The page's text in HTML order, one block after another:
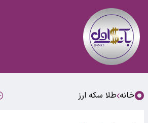
خانه طلا سکه ارز